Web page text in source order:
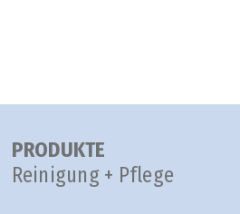
PRODUKTE
Reinigung + Pflege